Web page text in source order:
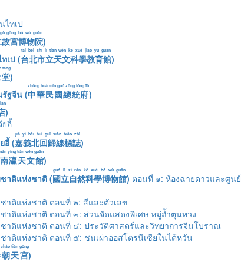
ไทเป
故宮博物院
gōng bó wù guǎn
)
เป (台北市立天文科學教育館
tái běi shì lì tiān wén kē xué jiào yù guǎn
)
táng
)
ฐจีน (中華民國總統府
zhōng huá mín guó zǒng tǒng fǔ
)
)
ยอี้
อี้ (嘉義北回歸線標誌
jiā yì běi huí guī xiàn biāo zhì
)
南瀛天文館
nán yíng tiān wén guǎn
)
าติแห่งชาติ (國立自然科學博物館
guó lì zì rán kē xué bó wù guǎn
) ตอนที่ ๑: ห้องฉายดาวและศูนย์
ติแห่งชาติ ตอนที่ ๒: สีและตัวเลข
ติแห่งชาติ ตอนที่ ๓: ส่วนจัดแสดงพิเศษ หมู่ถ้ำตุนหวง
ติแห่งชาติ ตอนที่ ๔: ประวัติศาสตร์และวิทยาการจีนโบราณ
ติแห่งชาติ ตอนที่ ๕: ชนเผ่าออสโตรนีเซียในไต้หวัน
天宮
tiān gōng
)